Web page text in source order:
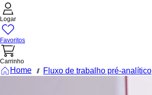
Logar
Favoritos
Carrinho
Home /// Fluxo de trabalho pré-analítico